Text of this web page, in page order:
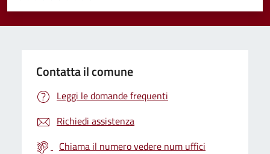
Valuta 5 stelle su 5
Valuta 4 stelle su 5
Valuta 3 stelle su 5
Valuta 2 stelle su 5
Valuta 1 stelle su 5
Contatta il comune
Leggi le domande frequenti
Richiedi assistenza
Chiama il numero vedere num uffici